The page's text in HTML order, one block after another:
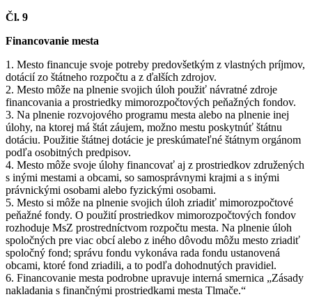
Čl. 9
Financovanie mesta
1. Mesto financuje svoje potreby predovšetkým z vlastných príjmov,
dotácií zo štátneho rozpočtu a z ďalších zdrojov.
2. Mesto môže na plnenie svojich úloh použiť návratné zdroje
financovania a prostriedky mimorozpočtových peňažných fondov.
3. Na plnenie rozvojového programu mesta alebo na plnenie inej
úlohy, na ktorej má štát záujem, možno mestu poskytnúť štátnu
dotáciu. Použitie štátnej dotácie je preskúmateľné štátnym orgánom
podľa osobitných predpisov.
4. Mesto môže svoje úlohy financovať aj z prostriedkov združených
s inými mestami a obcami, so samosprávnymi krajmi a s inými
právnickými osobami alebo fyzickými osobami.
5. Mesto si môže na plnenie svojich úloh zriadiť mimorozpočtové
peňažné fondy. O použití prostriedkov mimorozpočtových fondov
rozhoduje MsZ prostredníctvom rozpočtu mesta. Na plnenie úloh
spoločných pre viac obcí alebo z iného dôvodu môžu mesto zriadiť
spoločný fond; správu fondu vykonáva rada fondu ustanovená
obcami, ktoré fond zriadili, a to podľa dohodnutých pravidiel.
6. Financovanie mesta podrobne upravuje interná smernica „Zásady
nakladania s finančnými prostriedkami mesta Tlmače.“